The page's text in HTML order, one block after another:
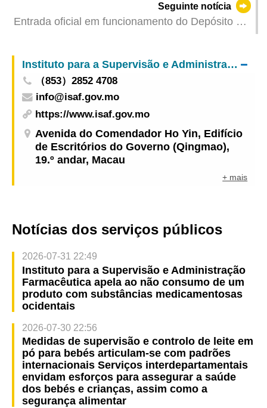
Seguinte notícia
Entrada oficial em funcionamento do Depósito de
Instituto para a Supervisão e Administração Farmacêutica
（853）2852 4708
info@isaf.gov.mo
https://www.isaf.gov.mo
Avenida do Comendador Ho Yin, Edifício
de Escritórios do Governo (Qingmao),
19.º andar, Macau
+ mais
Notícias dos serviços públicos
2026-07-31 22:49
Instituto para a Supervisão e Administração
Farmacêutica apela ao não consumo de um
produto com substâncias medicamentosas
ocidentais
2026-07-30 22:56
Medidas de supervisão e controlo de leite em
pó para bebés articulam-se com padrões
internacionais Serviços interdepartamentais
envidam esforços para assegurar a saúde
dos bebés e crianças, assim como a
segurança alimentar